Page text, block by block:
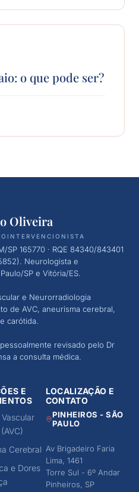
o que pode ser?
Oliveira
SP 165770 · RQE 84340/843401
). Neurologista e
SP e Vitória/ES.
e Neurorradiologia
de AVC, aneurisma cerebral,
carótida.
revisado pelo Dr
a consulta médica.
E
Cerebral
e Dores
LOCALIZAÇÃO E
CONTATO
PINHEIROS - SÃO
PAULO
Av Brigadeiro Faria
Lima, 1461
Torre Sul - 6º Andar
Pinheiros, SP